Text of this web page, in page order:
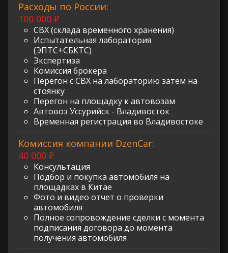
Расходы по России:
100 000 ₽
СВХ (склада временного хранения)
Испытательная лаборатория
(ЭПТС+СБКТС)
Экспертиза
Комиссия брокера
Перегон с СВХ на лабораторию затем на
стоянку
Перегон на площадку к автовозам
Автовоз Уссурийск - Владивосток
Временная регистрация во Владивостоке
Комиссия компании DzenCar:
40 000 ₽
Консультация
Подбор и покупка автомобиля на
площадках в Китае
Фото и видео отчет о проверки
автомобиля
Полное сопровождение сделки с момента
подписания договора до момента
получения автомобиля